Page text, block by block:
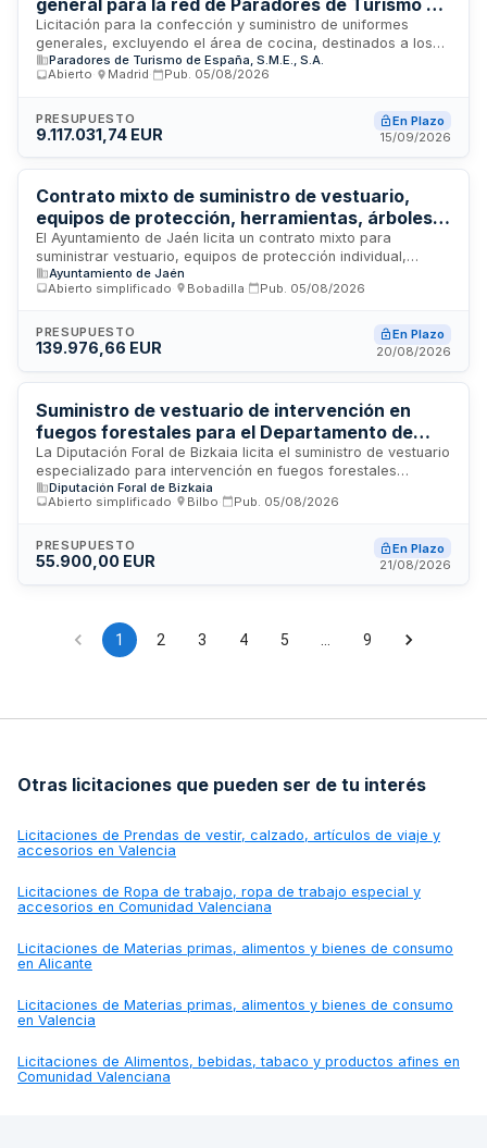
general para la red de Paradores de Turismo de
España
Licitación para la confección y suministro de uniformes
generales, excluyendo el área de cocina, destinados a los
99 establecimientos de Paradores de Turismo de España,
S.M.E., S.A. El contratista deberá encargarse de todas las
embalaje y transporte a toda la red. El contrato incluye el
mantenimiento de stock mínimo suficiente para atender
entrega de informes anuales sobre pedidos realizados.
Paradores de Turismo de España, S.M.E., S.A.
Abierto
Madrid Pub. 05/08/2026
PRESUPUESTO
9.117.031,74 EUR
En Plazo
15/09/2026
Contrato mixto de suministro de vestuario,
equipos de protección, herramientas, árboles,
flores y alquiler de maquinaria y vehículos para
reforestación urbana del Ayuntamiento de
Jaén
El Ayuntamiento de Jaén licita un contrato mixto para
suministrar vestuario, equipos de protección individual,
herramientas, materiales, árboles, flores de temporada, así
como alquiler de maquinaria, contenedores, camiones y
reforestación urbana de la ciudad incluido en el Plan de
Fomento del Empleo Agrario 2025. El contrato tiene duración
Ayuntamiento de Jaén
Abierto simplificado
Bobadilla Pub. 05/08/2026
PRESUPUESTO
139.976,66 EUR
En Plazo
20/08/2026
Suministro de vestuario de intervención en
fuegos forestales para el Departamento de
Medio Natural y Agricultura de la Diputación
Foral de Bizkaia
La Diputación Foral de Bizkaia licita el suministro de vestuario
especializado para intervención en fuegos forestales
destinado al personal adscrito al Departamento de Medio
Natural y Agricultura. El contrato incluye la provisión de
garantizar la seguridad del personal en labores de extinción
y control de incendios forestales en el territorio histórico de
Diputación Foral de Bizkaia
Abierto simplificado
Bilbo Pub. 05/08/2026
PRESUPUESTO
55.900,00 EUR
En Plazo
21/08/2026
1 2 3 4 5 9
Otras licitaciones que pueden ser de tu interés
Licitaciones de Prendas de vestir, calzado, artículos de viaje y
accesorios en Valencia
Licitaciones de Ropa de trabajo, ropa de trabajo especial y
accesorios en Comunidad Valenciana
Licitaciones de Materias primas, alimentos y bienes de consumo
en Alicante
Licitaciones de Materias primas, alimentos y bienes de consumo
en Valencia
Licitaciones de Alimentos, bebidas, tabaco y productos afines en
Comunidad Valenciana